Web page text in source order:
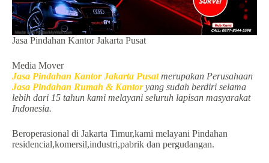
Jasa Pindahan Kantor Jakarta Pusat
Media Mover
Jasa Pindahan Kantor Jakarta Pusat merupakan Perusahaan
Jasa Pindahan Rumah & Kantor yang sudah berdiri selama
lebih dari 15 tahun kami melayani seluruh lapisan masyarakat
Indonesia.
Beroperasional di Jakarta Timur,kami melayani Pindahan
residencial,komersil,industri,pabrik dan pergudangan.